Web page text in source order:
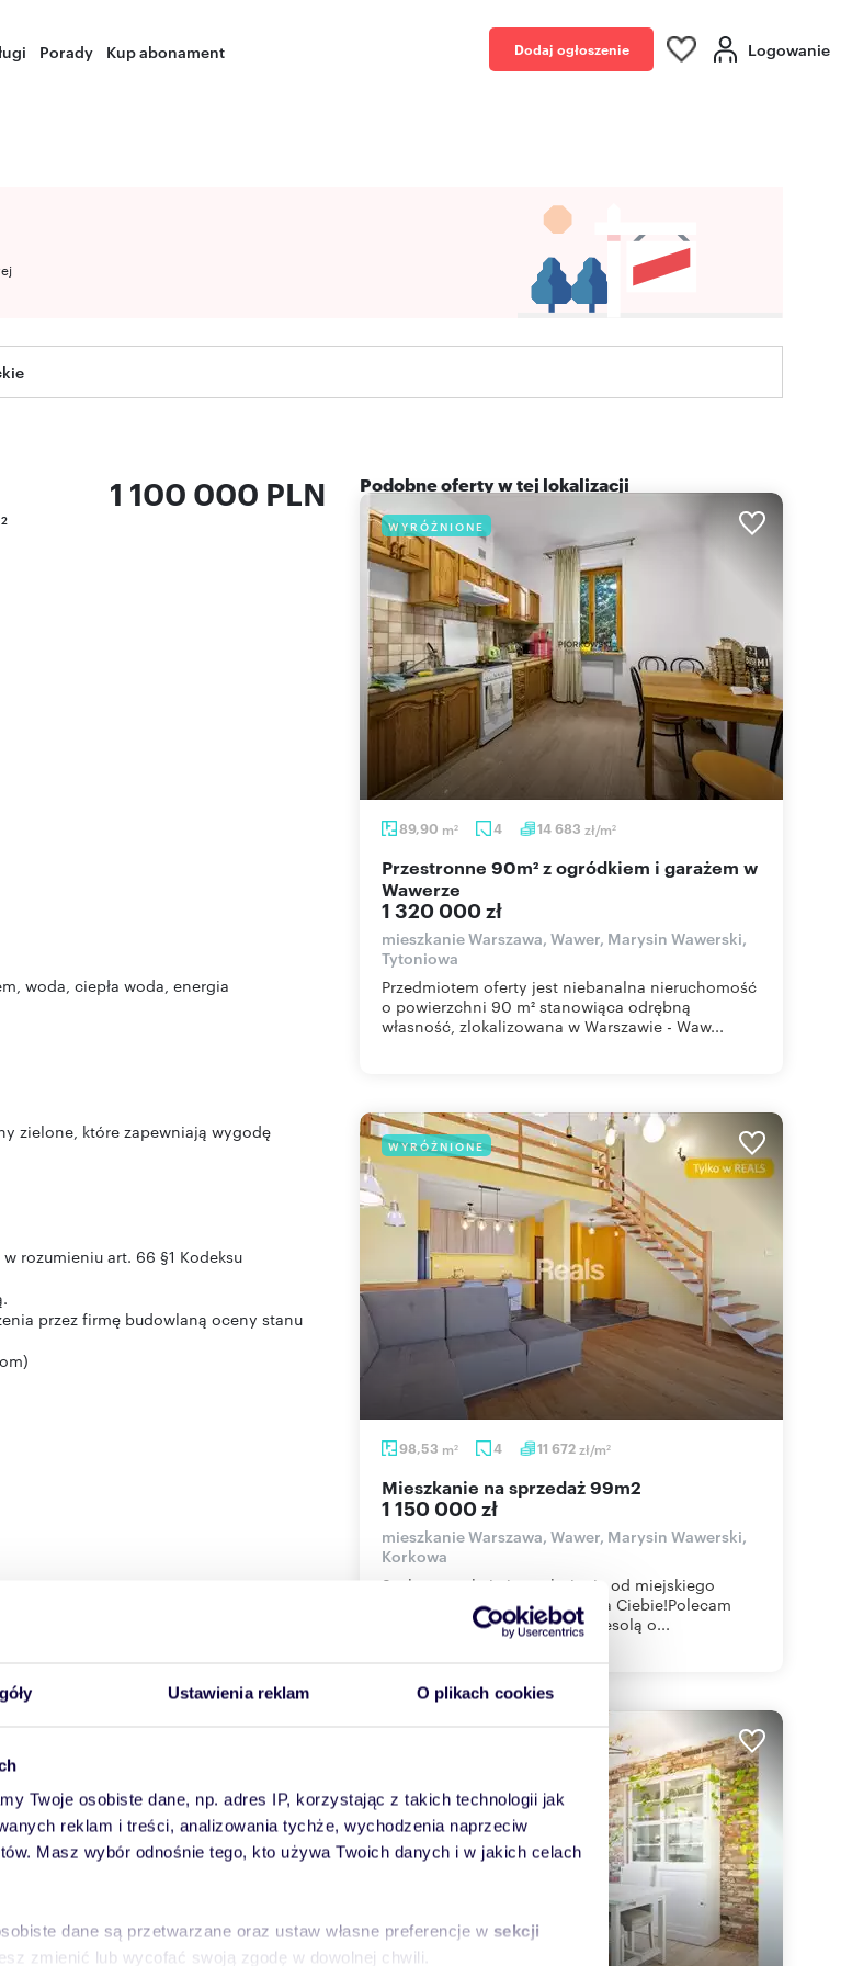
Ustawienia reklam O plikach cookies
Twoje osobiste dane, np. adres IP, korzystając z takich technologii jak
reklam i treści, analizowania tychże, wychodzenia naprzeciw
Masz wybór odnośnie tego, kto używa Twoich danych i w jakich celach
dane są przetwarzane oraz ustaw własne preferencje w sekcji
zmienić lub wycofać swoją zgodę w dowolnej chwili.
Porady Kup abonament Dodaj ogłoszenie Logowanie
1 100 000 PLN
2
woda, ciepła woda, energia
zielone, które zapewniają wygodę
rozumieniu art. 66 §1 Kodeksu
przez firmę budowlaną oceny stanu
Podobne oferty w tej lokalizacji
WYRÓŻNIONE
89,90 m2 4 14 683 zł/m2
Przestronne 90m² z ogródkiem i garażem w
Wawerze
1 320 000 zł
mieszkanie Warszawa, Wawer, Marysin Wawerski,
Tytoniowa
Przedmiotem oferty jest niebanalna nieruchomość
o powierzchni 90 m² stanowiąca odrębną
własność, zlokalizowana w Warszawie - Waw...
WYRÓŻNIONE
98,53 m2 4 11 672zł/m2
mieszkanie na sprzedaż 99m2
1 150 000 zł
mieszkanie Warszawa, Wawer, Marysin Wawerski,
Korkowa
Szukasz spokoju i wytchnienia od miejskiego
zgiełku? -To mieszkanie jest dla Ciebie!Polecam
przestronne mieszkanie z antresolą o...